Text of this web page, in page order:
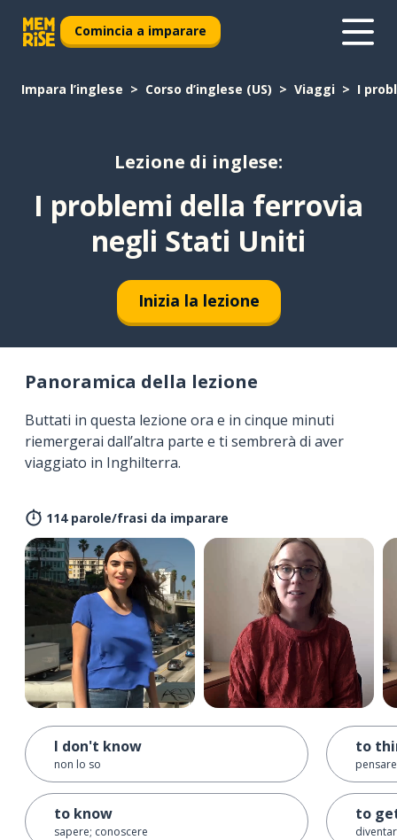
Comincia a imparare
Impara l’inglese Corso d’inglese (US) Viaggi I
Lezione di inglese:
I problemi della ferrovia
negli Stati Uniti
Inizia la lezione
Panoramica della lezione
Buttati in questa lezione ora e in cinque minuti
riemergerai dall’altra parte e ti sembrerà di aver
viaggiato in Inghilterra.
114 parole/frasi da imparare
I don't know
non lo so
to know
sapere; conoscere
to
pensare
to